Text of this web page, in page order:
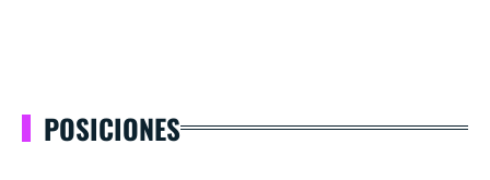
POSICIONES